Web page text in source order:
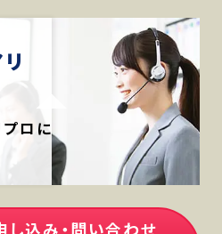
ロに
込み・問い合わせ